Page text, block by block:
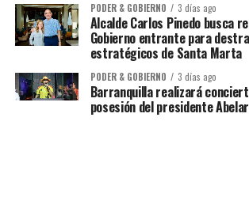
PODER & GOBIERNO 3 días ago
Alcalde Carlos Pinedo busca
Gobierno entrante para
estratégicos de Santa Marta
PODER & GOBIERNO 3 días ago
Barranquilla realizará
posesión del presidente